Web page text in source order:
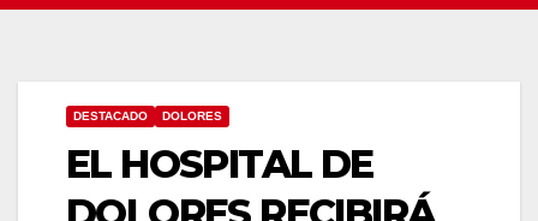
DESTACADO DOLORES
EL HOSPITAL DE